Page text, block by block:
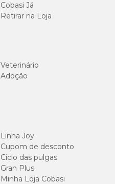
Cobasi Já
Retirar na Loja
Veterinário
Adoção
Linha Joy
Cupom de desconto
Ciclo das pulgas
Gran Plus
Minha Loja Cobasi